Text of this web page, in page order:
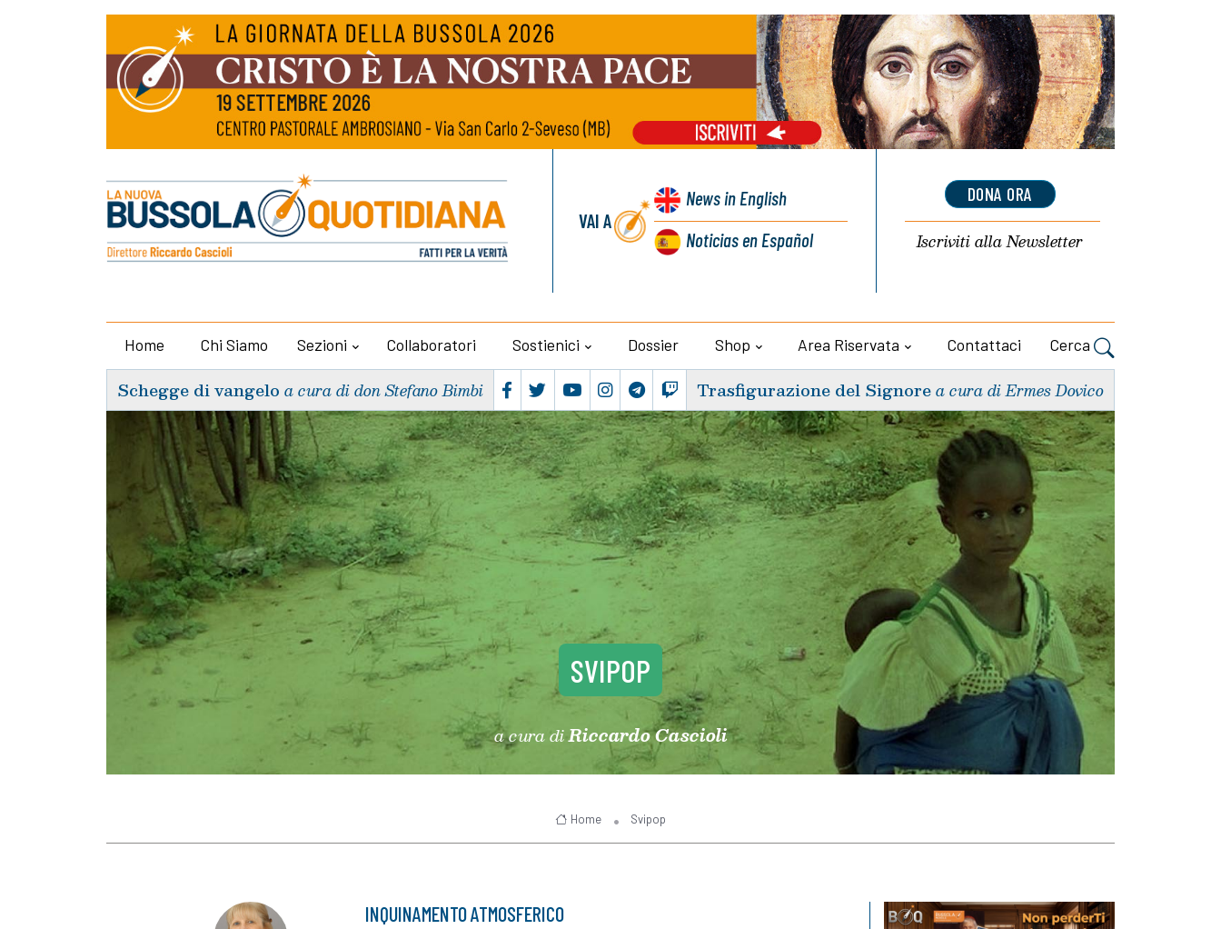
VAI A
Newsin English
Noticiasen Español
DONA ORA
Iscriviti allaNewsletter
Home Chi Siamo Sezioni Collaboratori Sostienici Dossier Shop Area Riservata Contattaci Cerca
Schegge di vangelo a cura di don Stefano Bimbi Trasfigurazione del Signorea cura di Ermes Dovico
SVIPOP
a cura diRiccardo Cascioli
Home Svipop
INQUINAMENTO ATMOSFERICO